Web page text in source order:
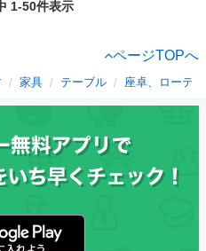
1-50件表示
ページTOPへ
家具 テーブル 座卓、ローテ